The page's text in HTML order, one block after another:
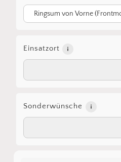
Einsatzort
Sonderwünsche